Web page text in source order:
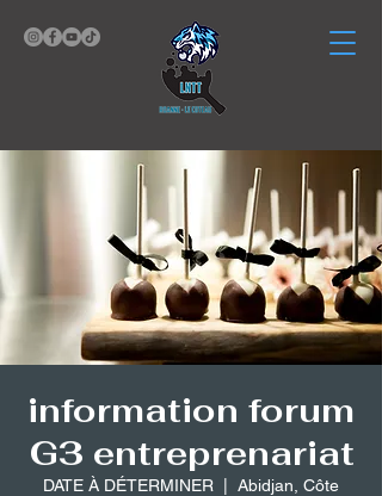
information forum
G3 entreprenariat
DATE À DÉTERMINER
Abidjan, Côte